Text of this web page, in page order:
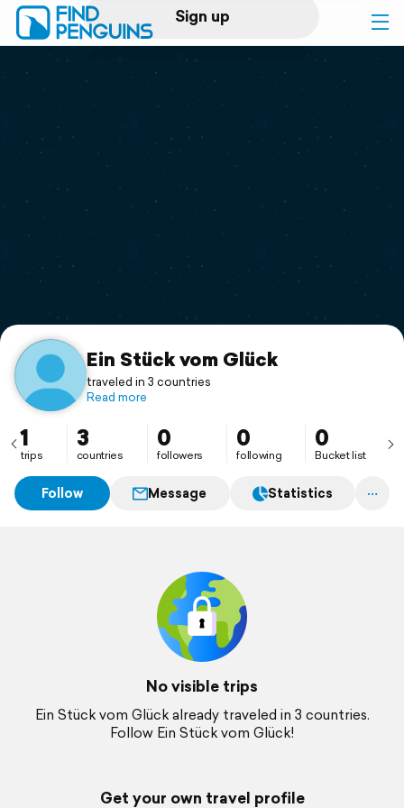
Sign up
Log in
Print a book
Flyover video
Support
Ein Stück vom Glück
traveled in 3 countries
Read more
1
trips
3
countries
0
followers
0
following
0
Bucket list
Follow Message Statistics
No visible trips
Ein Stück vom Glück already traveled in 3 countries.
Follow Ein Stück vom Glück!
Get your own travel profile